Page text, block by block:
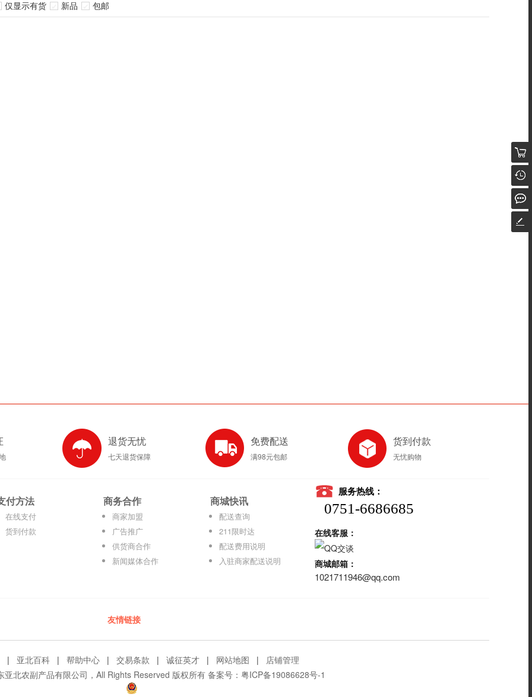
仅显示有货
新品 包邮
退货无忧
七天退货保障
免费配送
满98元包邮
货到付款
无忧购物
付方法
在线支付
货到付款
商务合作
商家加盟
广告推广
供货商合作
新闻媒体合作
商城快讯
配送查询
211限时达
配送费用说明
入驻商家配送说明
服务热线：
0751-6686685
在线客服：
商城邮箱：
1021711946@qq.com
友情链接
| 亚北百科 | 帮助中心 | 交易条款 | 诚征英才 | 网站地图 | 店铺管理
北农副产品有限公司，All Rights Reserved 版权所有 备案号： 粤ICP备19086628号-1